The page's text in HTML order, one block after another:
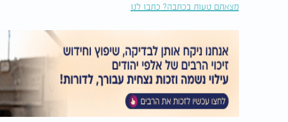
מצאתם טעות בכתבה? כתבו לנו